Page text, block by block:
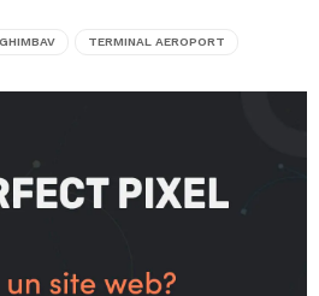
GHIMBAV TERMINAL AEROPORT